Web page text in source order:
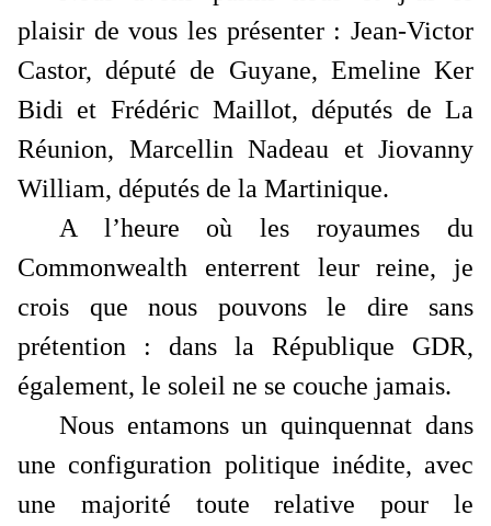
plaisir de vous les présenter : Jean-Victor
Castor, député de Guyane, Emeline Ker
Bidi et Frédéric Maillot, députés de La
Réunion, Marcellin Nadeau et Jiovanny
William, députés de la Martinique.
A l’heure où les royaumes du
Commonwealth enterrent leur reine, je
crois que nous pouvons le dire sans
prétention : dans la République GDR,
également, le soleil ne se couche jamais.
Nous entamons un quinquennat dans
une configuration politique inédite, avec
une majorité toute relative pour le